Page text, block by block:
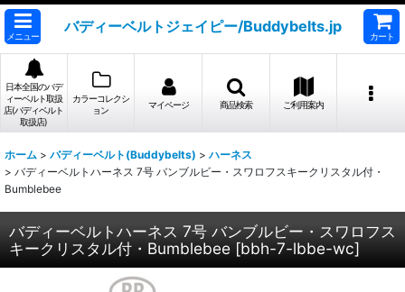
メニュー
バディーベルトジェイピー/Buddybelts.jp
カート
日本全国のバデ
ィーベルト取扱
店(バディベルト
取扱店)
カラーコレクシ
ョン
マイページ 商品検索 ご利用案内
ホーム > バディーベルト(Buddybelts) > ハーネス
> バディーベルトハーネス 7号 バンブルビー・スワロフスキークリスタル付・
Bumblebee
バディーベルトハーネス 7号 バンブルビー・スワロフス
キークリスタル付・Bumblebee [bbh-7-lbbe-wc]